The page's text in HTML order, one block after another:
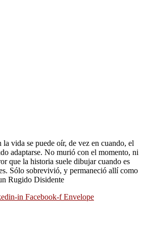
vida se puede oír, de vez en cuando, el
adaptarse. No murió con el momento, ni
que la historia suele dibujar cuando es
Sólo sobrevivió, y permaneció allí como
Rugido Disidente
in Facebook-f Envelope